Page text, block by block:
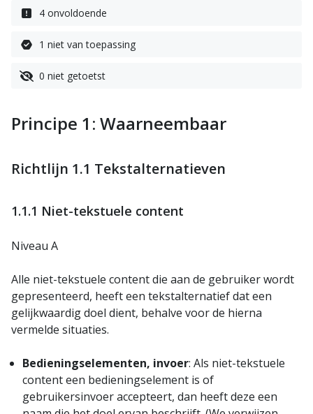
4 onvoldoende
1 niet van toepassing
0 niet getoetst
Principe 1: Waarneembaar
Richtlijn 1.1 Tekstalternatieven
1.1.1 Niet-tekstuele content
Niveau A
Alle niet-tekstuele content die aan de gebruiker wordt
gepresenteerd, heeft een tekstalternatief dat een
gelijkwaardig doel dient, behalve voor de hierna
vermelde situaties.
Bedieningselementen, invoer: Als niet-tekstuele
content een bedieningselement is of
gebruikersinvoer accepteert, dan heeft deze een